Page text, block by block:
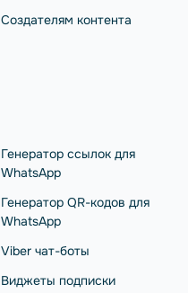
Создателям контента
Генератор ссылок для
WhatsApp
Генератор QR-кодов для
WhatsApp
Viber чат-боты
Виджеты подписки